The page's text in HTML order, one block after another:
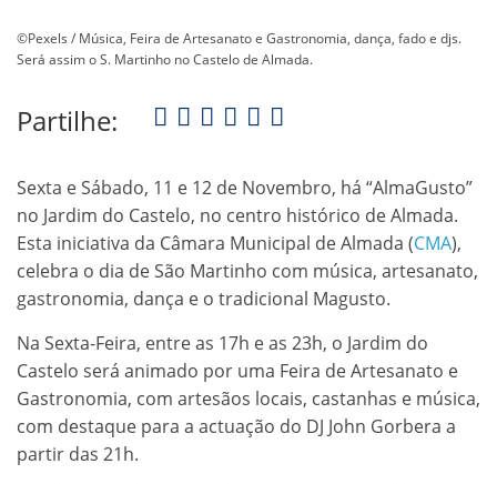
©Pexels / Música, Feira de Artesanato e Gastronomia, dança, fado e djs.
Será assim o S. Martinho no Castelo de Almada.
Partilhe:
Sexta e Sábado, 11 e 12 de Novembro, há “AlmaGusto”
no Jardim do Castelo, no centro histórico de Almada.
Esta iniciativa da Câmara Municipal de Almada (CMA),
celebra o dia de São Martinho com música, artesanato,
gastronomia, dança e o tradicional Magusto.
Na Sexta-Feira, entre as 17h e as 23h, o Jardim do
Castelo será animado por uma Feira de Artesanato e
Gastronomia, com artesãos locais, castanhas e música,
com destaque para a actuação do DJ John Gorbera a
partir das 21h.